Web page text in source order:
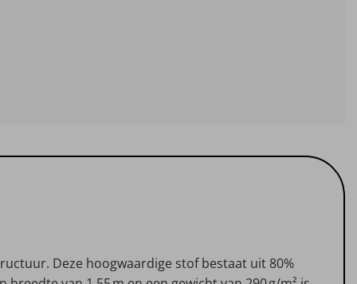
Deze hoogwaardige stof bestaat uit 80%